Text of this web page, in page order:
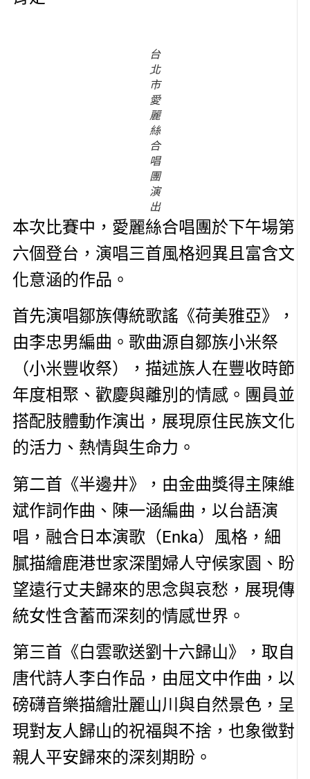
台
北
市
愛
麗
絲
合
唱
團
演
出
本次比賽中，愛麗絲合唱團於下午場第
六個登台，演唱三首風格迥異且富含文
化意涵的作品。
首先演唱鄒族傳統歌謠《荷美雅亞》，
由李忠男編曲。歌曲源自鄒族小米祭
（小米豐收祭），描述族人在豐收時節
年度相聚、歡慶與離別的情感。團員並
搭配肢體動作演出，展現原住民族文化
的活力、熱情與生命力。
第二首《半邊井》，由金曲獎得主陳維
斌作詞作曲、陳一涵編曲，以台語演
唱，融合日本演歌（Enka）風格，細
膩描繪鹿港世家深閨婦人守候家園、盼
望遠行丈夫歸來的思念與哀愁，展現傳
統女性含蓄而深刻的情感世界。
第三首《白雲歌送劉十六歸山》，取自
唐代詩人李白作品，由屈文中作曲，以
磅礴音樂描繪壯麗山川與自然景色，呈
現對友人歸山的祝福與不捨，也象徵對
親人平安歸來的深刻期盼。